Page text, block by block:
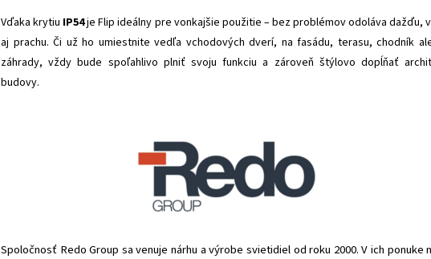
Vďaka krytiu IP54je Flip ideálny pre vonkajšie použitie – bez problémov odoláva dažďu,
aj prachu. Či už ho umiestnite vedľa vchodových dverí, na fasádu, terasu, chodník
záhrady, vždy bude spoľahlivo plniť svoju funkciu a zároveň štýlovo dopĺňať
budovy.
Spoločnosť Redo Group sa venuje nárhu a výrobe svietidiel od roku 2000. V ich ponuke